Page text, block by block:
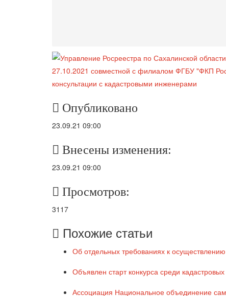
Опубликовано
23.09.21 09:00
Внесены изменения:
23.09.21 09:00
Просмотров:
3117
Похожие статьи
Об отдельных требованиях к
Объявлен старт конкурса среди
Ассоциация Национальное объединение